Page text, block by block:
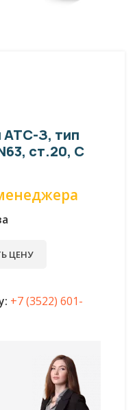
АТС-З, тип
ст.20, С
ЦЕНУ
+7 (3522) 601-